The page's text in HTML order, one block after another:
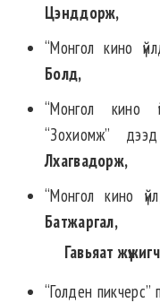
Цэнддорж,
“Монгол кино
Болд,
“Монгол кино
“Зохиомж”
Лхагвадорж,
“Монгол кино
Батжаргал,
Гавьяат
“Голден